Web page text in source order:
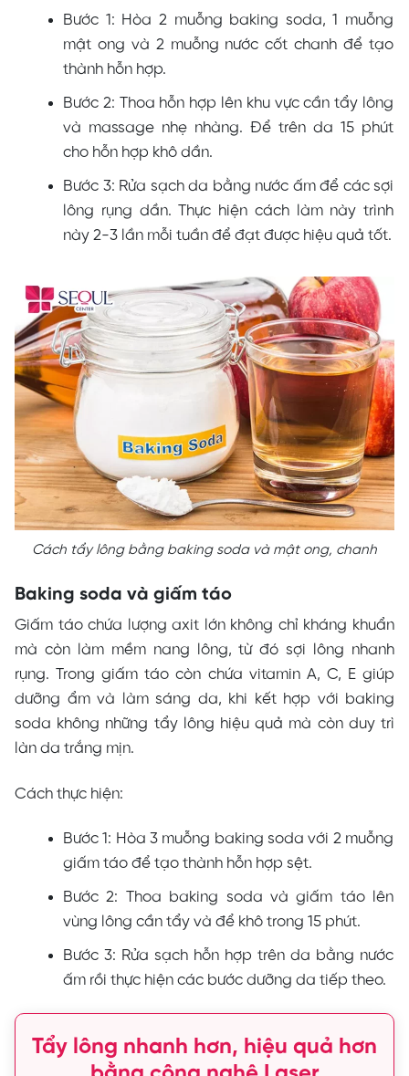
Bước 1: Hòa 2 muỗng baking soda, 1 muỗng
mật ong và 2 muỗng nước cốt chanh để tạo
thành hỗn hợp.
Bước 2: Thoa hỗn hợp lên khu vực cần tẩy lông
và massage nhẹ nhàng. Để trên da 15 phút
cho hỗn hợp khô dần.
Bước 3: Rửa sạch da bằng nước ấm để các sợi
lông rụng dần. Thực hiện cách làm này trình
này 2-3 lần mỗi tuần để đạt được hiệu quả tốt.
Cách tẩy lông bằng baking soda và mật ong, chanh
Baking soda và giấm táo
Giấm táo chứa lượng axit lớn không chỉ kháng khuẩn
mà còn làm mềm nang lông, từ đó sợi lông nhanh
rụng. Trong giấm táo còn chứa vitamin A, C, E giúp
dưỡng ẩm và làm sáng da, khi kết hợp với baking
soda không những tẩy lông hiệu quả mà còn duy trì
làn da trắng mịn.
Cách thực hiện:
Bước 1: Hòa 3 muỗng baking soda với 2 muỗng
giấm táo để tạo thành hỗn hợp sệt.
Bước 2: Thoa baking soda và giấm táo lên
vùng lông cần tẩy và để khô trong 15 phút.
Bước 3: Rửa sạch hỗn hợp trên da bằng nước
ấm rồi thực hiện các bước dưỡng da tiếp theo.
Tẩy lông nhanh hơn, hiệu quả hơn